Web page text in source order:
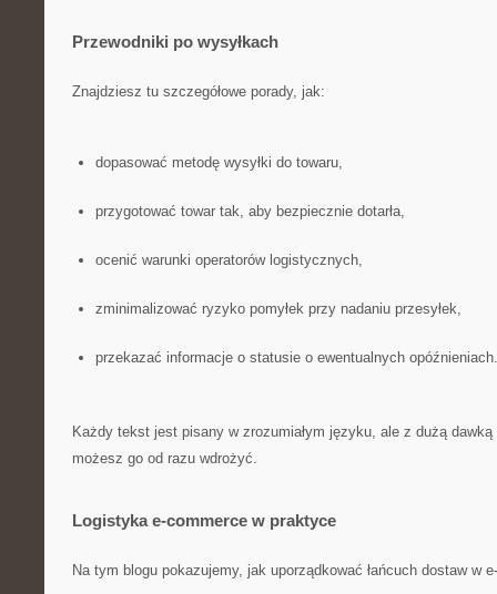
Przewodniki po wysyłkach
Znajdziesz tu szczegółowe porady, jak:
dopasować metodę wysyłki do towaru,
przygotować towar tak, aby bezpiecznie dotarła,
ocenić warunki operatorów logistycznych,
zminimalizować ryzyko pomyłek przy nadaniu przesyłek,
przekazać informacje o statusie o ewentualnych opóźnieniach.
Każdy tekst jest pisany w zrozumiałym języku, ale z dużą
możesz go od razu wdrożyć.
Logistyka e-commerce w praktyce
Na tym blogu pokazujemy, jak uporządkować łańcuch dostaw w